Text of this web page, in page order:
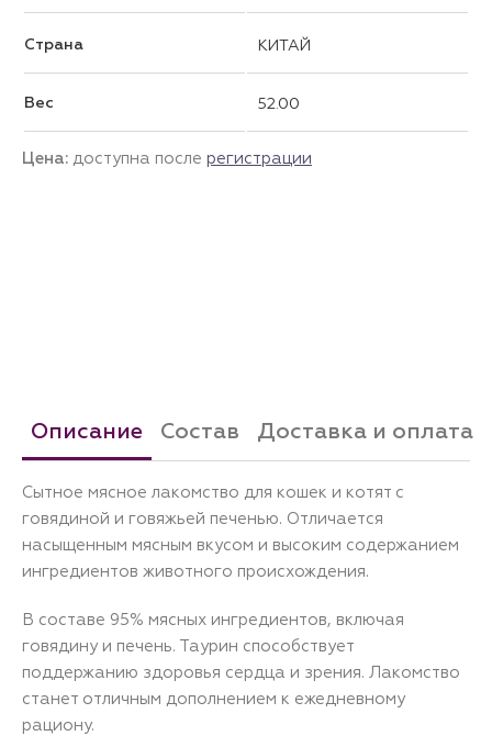
Страна КИТАЙ
Вес 52.00
Цена: доступна после регистрации
Описание Состав Доставка и оплата
Сытное мясное лакомство для кошек и котят с
говядиной и говяжьей печенью. Отличается
насыщенным мясным вкусом и высоким содержанием
ингредиентов животного происхождения.
В составе 95% мясных ингредиентов, включая
говядину и печень. Таурин способствует
поддержанию здоровья сердца и зрения. Лакомство
станет отличным дополнением к ежедневному
рациону.